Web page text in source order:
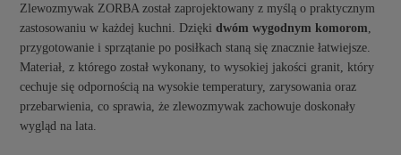
Zlewozmywak ZORBA został zaprojektowany z myślą o praktycznym
zastosowaniu w każdej kuchni. Dziękidwóm wygodnym komorom
przygotowanie i sprzątanie po posiłkach staną się znacznie łatwiejsze.
Materiał, z którego został wykonany, to wysokiej jakości granit, który
cechuje się odpornością na wysokie temperatury, zarysowania oraz
przebarwienia, co sprawia, że zlewozmywak zachowuje doskonały
wygląd na lata.